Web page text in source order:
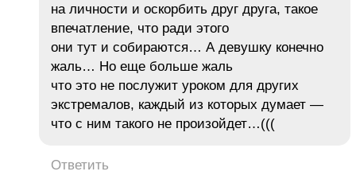
на личности и оскорбить друг друга, такое
впечатление, что ради этого
они тут и собираются… А девушку конечно
жаль… Но еще больше жаль
что это не послужит уроком для других
экстремалов, каждый из которых думает —
что с ним такого не произойдет…(((
Ответить